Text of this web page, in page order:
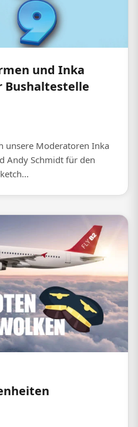
und Inka
Bushaltestelle
unsere Moderatoren Inka
Andy Schmidt für den